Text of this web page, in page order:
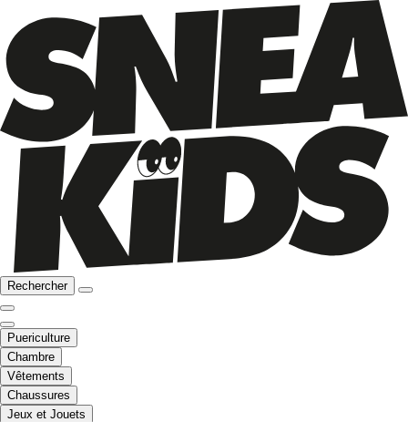
Rechercher
Puericulture
Chambre
Vêtements
Chaussures
Jeux et Jouets